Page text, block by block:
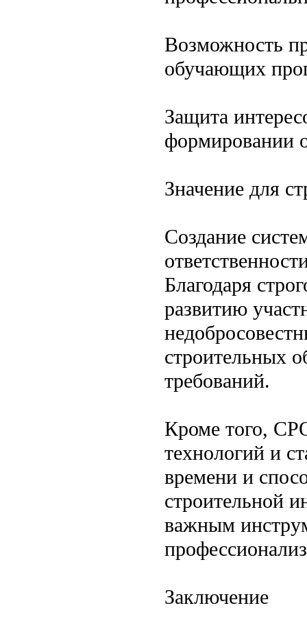
Возможность
обучающих
Защита
формировании
Значение для
Создание
Благодаря
развитию
строительных
требований.
Кроме того,
технологий и
времени и
строительной
важным
Заключение